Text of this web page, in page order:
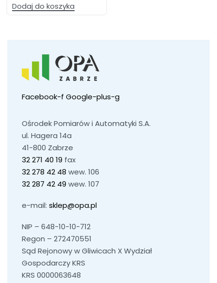
Dodaj do koszyka
Facebook-f Google-plus-g
Ośrodek Pomiarów i Automatyki S.A.
ul. Hagera 14a
41-800 Zabrze
32 271 40 19 fax
32 278 42 48 wew. 106
32 287 42 49 wew. 107
e-mail: sklep@opa.pl
NIP – 648-10-10-712
Regon – 272470551
Sąd Rejonowy w Gliwicach X Wydział
Gospodarczy KRS
KRS 0000063648